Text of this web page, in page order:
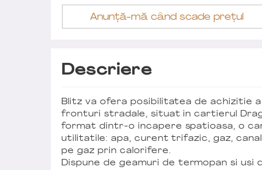
Anunță-mă când scade prețul
Descriere
Blitz va ofera posibilitatea de achizitie
fronturi stradale, situat in cartierul
format dintr-o incapere spatioasa, o
utilitatile: apa, curent trifazic, gaz,
pe gaz prin calorifere.
Dispune de geamuri de termopan si usi